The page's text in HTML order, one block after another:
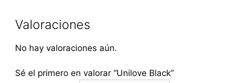
Valoraciones
No hay valoraciones aún.
Sé el primero en valorar “Unilove Black”